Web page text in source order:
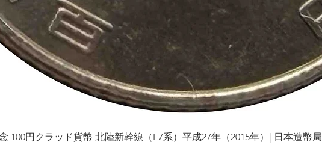
제품보기
100円クラッド貨幣 北陸新幹線（E7系）平成27年（2015年）| 日本造幣